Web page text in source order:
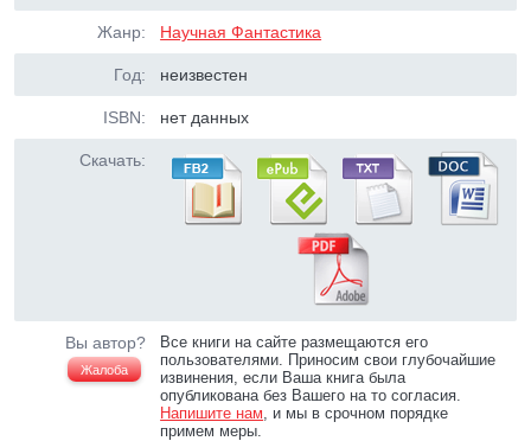
Жанр: Научная Фантастика
Год: неизвестен
ISBN: нет данных
Скачать:
Вы автор?
Жалоба
Все книги на сайте размещаются его
пользователями. Приносим свои глубочайшие
извинения, если Ваша книга была
опубликована без Вашего на то согласия.
Напишите нам, и мы в срочном порядке
примем меры.